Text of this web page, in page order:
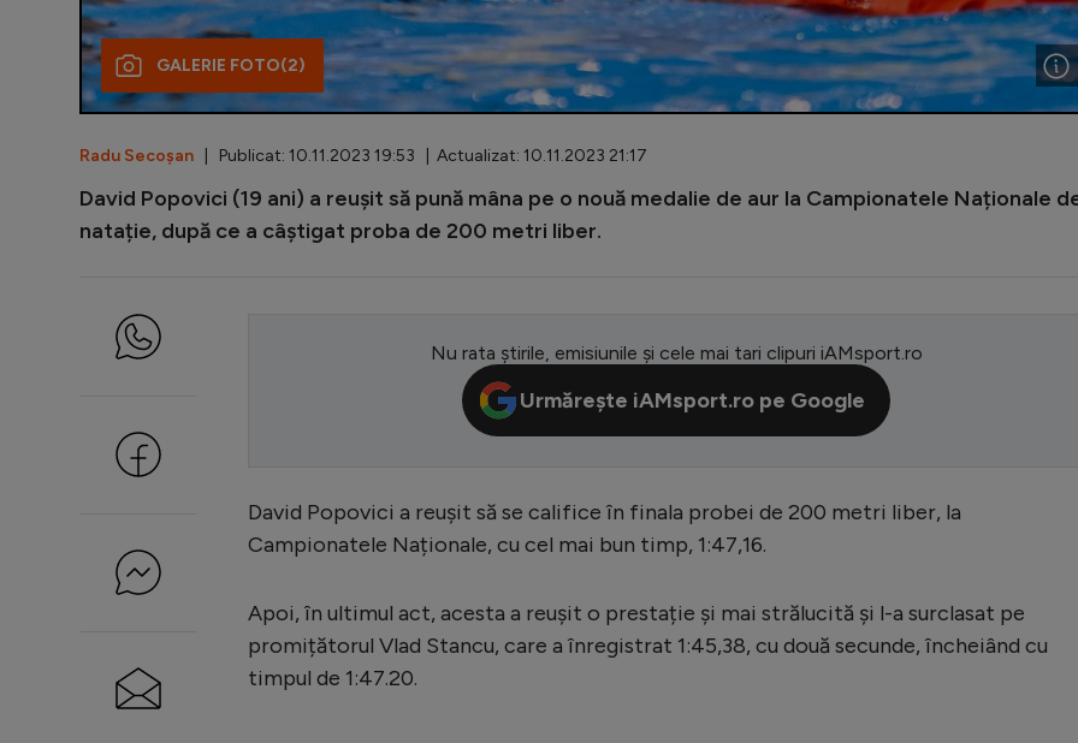
GALERIE FOTO(2)
Radu Secoșan | Publicat: 10.11.2023 19:53 | Actualizat: 10.11.2023 21:17
David Popovici (19 ani) a reușit să pună mâna pe o nouă medalie de aur la Campionatele Naționale
natație, după ce a câștigat proba de 200 metri liber.
Nu rata știrile, emisiunile și cele mai tari clipuri iAMsport.ro
Urmărește iAMsport.ro pe Google
David Popovici a reușit să se califice în finala probei de 200 metri liber, la
Campionatele Naționale, cu cel mai bun timp, 1:47,16.
Apoi, în ultimul act, acesta a reușit o prestație și mai strălucită și l-a surclasat pe
promițătorul Vlad Stancu, care a înregistrat 1:45,38, cu două secunde, încheiând cu
timpul de 1:47.20.